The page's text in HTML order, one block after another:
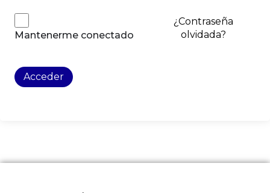
Mantenerme conectado
¿Contraseña
olvidada?
Acceder